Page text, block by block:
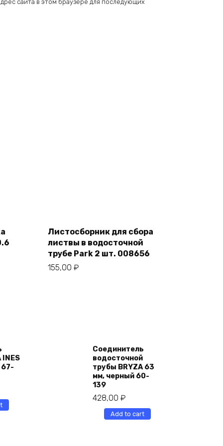
сайта в этом браузере для последующих
cart
Листосборник для сбора
листвы в водосточной
трубе Park 2 шт. 008656
155,00 ₽
INES
Соединитель
водосточной
трубы BRYZA 63
мм, черный 60-
139
428,00 ₽
Add to cart